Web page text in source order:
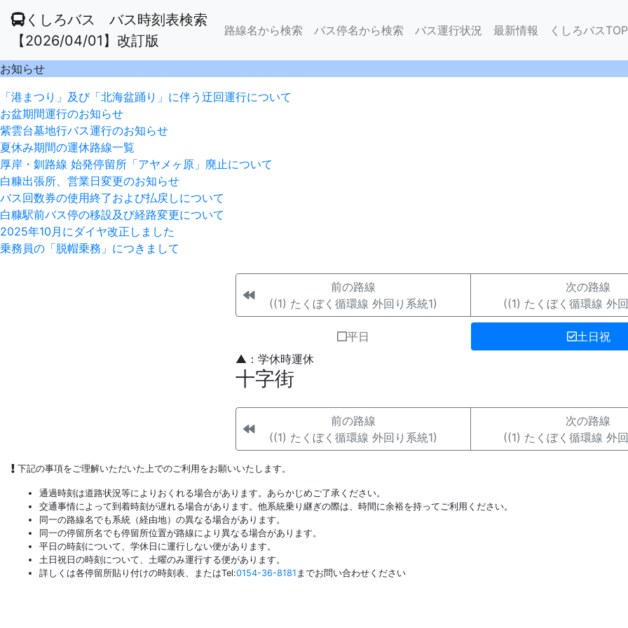
くしろバス バス時刻表検索
【2026/04/01】改訂版
路線名から検索 バス停名から検索 バス運行状況 最新情報 くしろバスTOP
お知らせ
「港まつり」及び「北海盆踊り」に伴う迂回運行について
お盆期間運行のお知らせ
紫雲台墓地行バス運行のお知らせ
夏休み期間の運休路線一覧
厚岸・釧路線 始発停留所「アヤメヶ原」廃止について
白糠出張所、営業日変更のお知らせ
バス回数券の使用終了および払戻しについて
白糠駅前バス停の移設及び経路変更について
2025年10月にダイヤ改正しました
乗務員の「脱帽乗務」につきまして
前の路線
((1) たくぼく循環線 外回り系統1)
次の路線
((1) たくぼく循環線 外
平日
土日祝
▲：学休時運休
十字街
前の路線
((1) たくぼく循環線 外回り系統1)
次の路線
((1) たくぼく循環線 外
下記の事項をご理解いただいた上でのご利用をお願いいたします。
通過時刻は道路状況等によりおくれる場合があります。あらかじめご了承ください。
交通事情によって到着時刻が遅れる場合があります。他系統乗り継ぎの際は、時間に余裕を持ってご利用ください。
同一の路線名でも系統（経由地）の異なる場合があります。
同一の停留所名でも停留所位置が路線により異なる場合があります。
平日の時刻について、学休日に運行しない便があります。
土日祝日の時刻について、土曜のみ運行する便があります。
詳しくは各停留所貼り付けの時刻表、またはTel:0154-36-8181 までお問い合わせください